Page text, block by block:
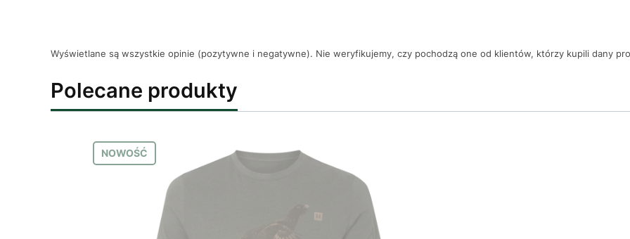
Wyświetlane są wszystkie opinie (pozytywne i negatywne). Nie weryfikujemy, czy pochodzą one od klientów, którzy kupili dany
Polecane produkty
NOWOŚĆ